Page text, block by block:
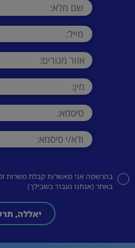
בהרשמה אני מאשר/ת קבלת משרות
באתר (אנחנו נעבוד בשבילך)
יאללה,